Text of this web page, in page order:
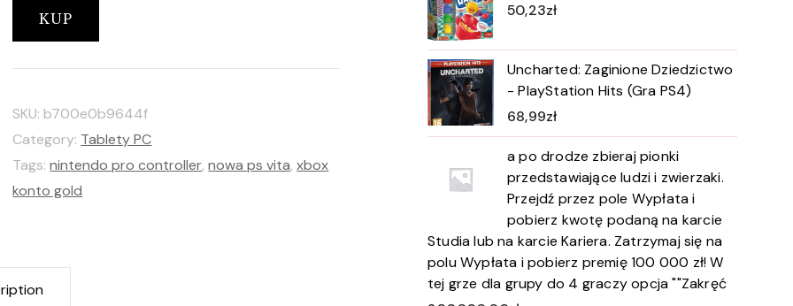
KUP
SKU: b700e0b9644f
Category: Tablety PC
Tags:nintendo pro controller,nowa ps vita,xbox
konto gold
50,23zł
Uncharted: Zaginione Dziedzictwo
- PlayStation Hits (Gra PS4)
68,99zł
a po drodze zbieraj pionki
przedstawiające ludzi i zwierzaki.
Przejdź przez pole Wypłata i
pobierz kwotę podaną na karcie
Studia lub na karcie Kariera. Zatrzymaj się na
polu Wypłata i pobierz premię 100 000 zł! W
tej grze dla grupy do 4 graczy opcja ""Zakręć